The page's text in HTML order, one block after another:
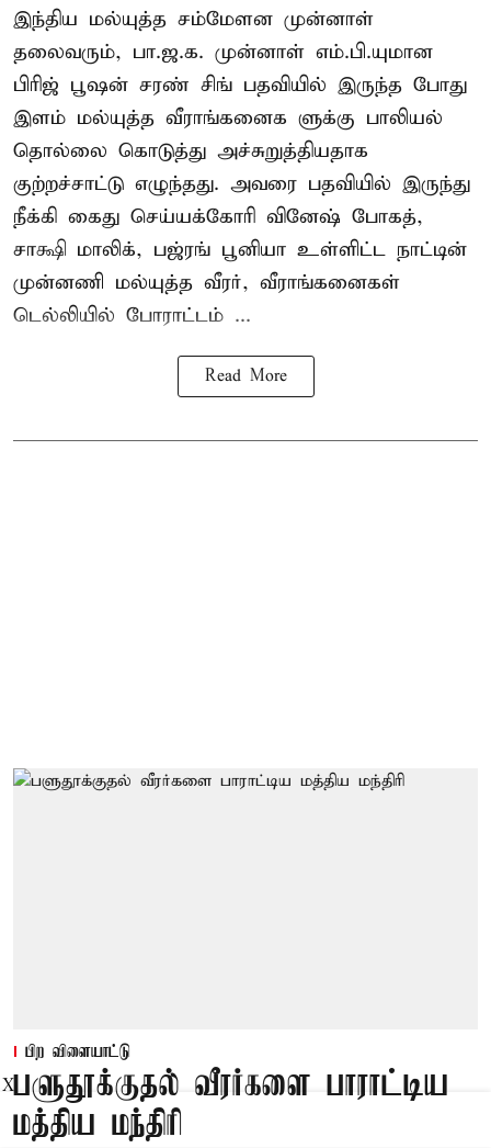
இந்திய மல்யுத்த சம்மேளன முன்னாள்
தலைவரும், பா.ஜ.க. முன்னாள் எம்.பி.யுமான
பிரிஜ் பூஷன் சரண் சிங் பதவியில் இருந்த போது
இளம் மல்யுத்த வீராங்கனைக ளுக்கு பாலியல்
தொல்லை கொடுத்து அச்சுறுத்தியதாக
குற்றச்சாட்டு எழுந்தது. அவரை பதவியில் இருந்து
நீக்கி கைது செய்யக்கோரி வினேஷ் போகத்,
சாக்ஷி மாலிக், பஜ்ரங் பூனியா உள்ளிட்ட நாட்டின்
முன்னணி மல்யுத்த வீரர், வீராங்கனைகள்
டெல்லியில் போராட்டம் ...
Read More
பிற விளையாட்டு
பளுதூக்குதல் வீரர்களை பாராட்டிய
மத்திய மந்திரி
X